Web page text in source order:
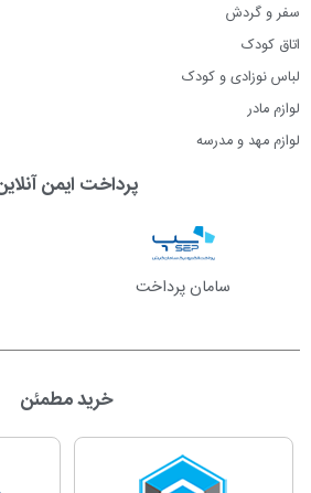
سفر و گردش
اتاق کودک
لباس نوزادی و کودک
لوازم مادر
لوازم مهد و مدرسه
پرداخت ایمن
سامان پرداخت
خرید مطمئن